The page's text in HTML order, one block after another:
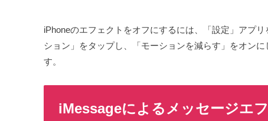
iPhoneのエフェクトをオフにするには、「設定」アプ
ション」をタップし、「モーションを減らす」をオン
す。
iMessageによるメッセージエ